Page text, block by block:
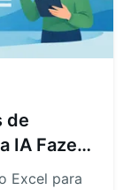
de
IA Fazer
Excel para